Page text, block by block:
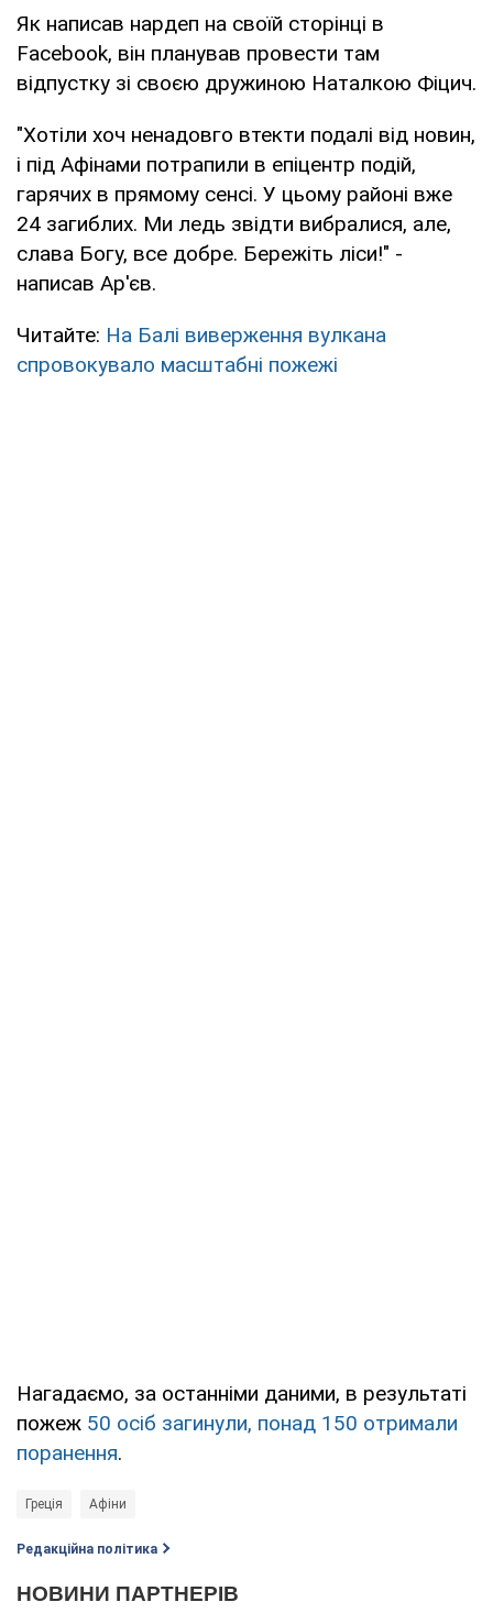
Як написав нардеп на своїй сторінці в
Facebook, він планував провести там
відпустку зі своєю дружиною Наталкою Фіцич.
"Хотіли хоч ненадовго втекти подалі від новин,
і під Афінами потрапили в епіцентр подій,
гарячих в прямому сенсі. У цьому районі вже
24 загиблих. Ми ледь звідти вибралися, але,
слава Богу, все добре. Бережіть ліси!" -
написав Ар'єв.
Читайте: На Балі виверження вулкана
спровокувало масштабні пожежі
Нагадаємо, за останніми даними, в результаті
пожеж 50 осіб загинули, понад 150 отримали
поранення.
Греція Афіни
Редакційна політика